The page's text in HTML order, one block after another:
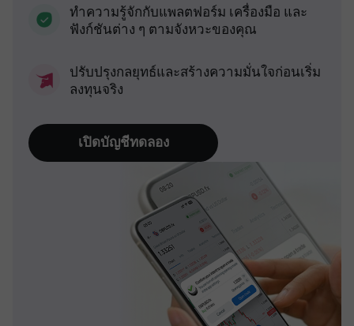
ทำความรู้จักกับแพลตฟอร์ม เครื่องมือ และ
ฟังก์ชันต่าง ๆ ตามจังหวะของคุณ
ปรับปรุงกลยุทธ์และสร้างความมั่นใจก่อนเริ่ม
ลงทุนจริง
เปิดบัญชีทดลอง